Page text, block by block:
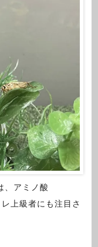
、アミノ酸
上級者にも注目さ